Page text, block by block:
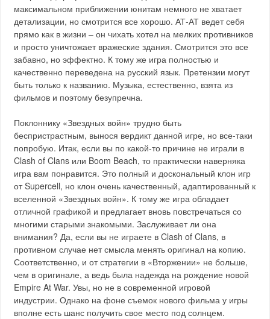
максимальном приближении юнитам немного не хватает
детализации, но смотрится все хорошо. АТ-АТ ведет себя
прямо как в жизни – он чихать хотел на мелких противников
и просто уничтожает вражеские здания. Смотрится это все
забавно, но эффектно. К тому же игра полностью и
качественно переведена на русский язык. Претензии могут
быть только к названию. Музыка, естественно, взята из
фильмов и поэтому безупречна.
Поклоннику «Звездных войн» трудно быть
беспристрастным, вынося вердикт данной игре, но все-таки
попробую. Итак, если вы по какой-то причине не играли в
Clash of Clans или Boom Beach, то практически наверняка
игра вам понравится. Это полный и доскональный клон игр
от Supercell, но клон очень качественный, адаптированный к
вселенной «Звездных войн». К тому же игра обладает
отличной графикой и предлагает вновь повстречаться со
многими старыми знакомыми. Заслуживает ли она
внимания? Да, если вы не играете в Clash of Clans, в
противном случае нет смысла менять оригинал на копию.
Соответственно, и от стратегии в «Вторжении» не больше,
чем в оригинале, а ведь была надежда на рождение новой
Empire At War. Увы, но не в современной игровой
индустрии. Однако на фоне съемок нового фильма у игры
вполне есть шанс получить свое место под солнцем.